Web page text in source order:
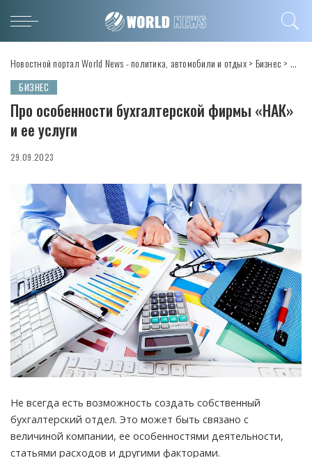
Новостной портал World News - политика, автомобили и отдых> Бизнес > Про
БИЗНЕС
Про особенности бухгалтерской фирмы «НАК»
и ее услуги
29.09.2023
Не всегда есть возможность создать собственный
бухгалтерский отдел. Это может быть связано с
величиной компании, ее особенностями деятельности,
статьями расходов и другими факторами.